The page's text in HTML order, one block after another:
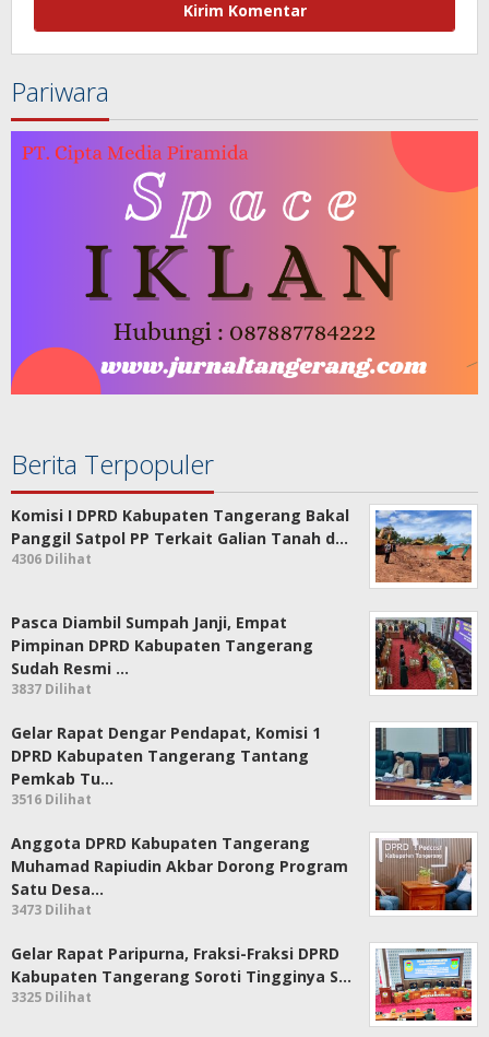
Pariwara
Berita Terpopuler
Komisi I DPRD Kabupaten Tangerang Bakal
Panggil Satpol PP Terkait Galian Tanah d…
4306 Dilihat
Pasca Diambil Sumpah Janji, Empat
Pimpinan DPRD Kabupaten Tangerang
Sudah Resmi …
3837 Dilihat
Gelar Rapat Dengar Pendapat, Komisi 1
DPRD Kabupaten Tangerang Tantang
Pemkab Tu…
3516 Dilihat
Anggota DPRD Kabupaten Tangerang
Muhamad Rapiudin Akbar Dorong Program
Satu Desa…
3473 Dilihat
Gelar Rapat Paripurna, Fraksi-Fraksi DPRD
Kabupaten Tangerang Soroti Tingginya S…
3325 Dilihat